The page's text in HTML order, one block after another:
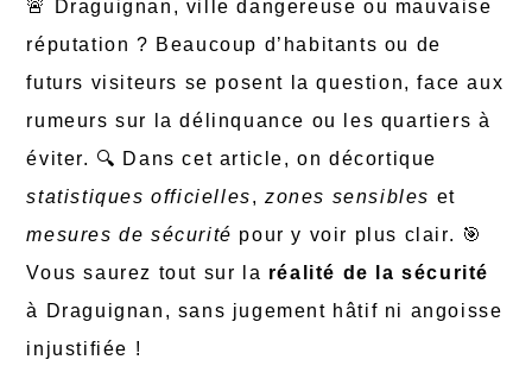
🚨 Draguignan, ville dangereuse ou mauvaise
réputation ? Beaucoup d’habitants ou de
futurs visiteurs se posent la question, face aux
rumeurs sur la délinquance ou les quartiers à
éviter. 🔍 Dans cet article, on décortique
statistiques officielles,zones sensibles et
mesures de sécurité pour y voir plus clair. 🎯
Vous saurez tout sur la réalité de la sécurité
à Draguignan, sans jugement hâtif ni angoisse
injustifiée !